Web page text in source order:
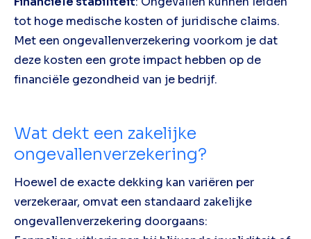
tot hoge medische kosten of juridische claims.
Met een ongevallenverzekering voorkom je dat
deze kosten een grote impact hebben op de
financiële gezondheid van je bedrijf.
Wat dekt een zakelijke
ongevallenverzekering?
Hoewel de exacte dekking kan variëren per
verzekeraar, omvat een standaard zakelijke
ongevallenverzekering doorgaans: